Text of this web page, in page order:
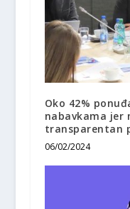
Oko 42%
nabavkama jer
transparentan
06/02/2024